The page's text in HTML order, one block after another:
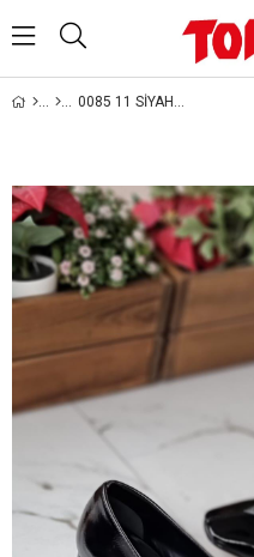
0085 11 SİYAH DAMARLI RUGAN